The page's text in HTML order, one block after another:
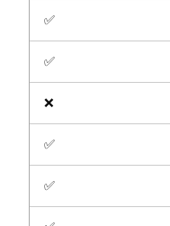
✅
✅
❌
✅
✅